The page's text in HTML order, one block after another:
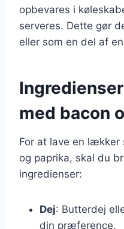
opbevares i
serveres. Dette gør
eller som en del af
med bacon
For at lave en lækker
og paprika, skal du
ingredienser:
Dej: Butterdej
din præference.